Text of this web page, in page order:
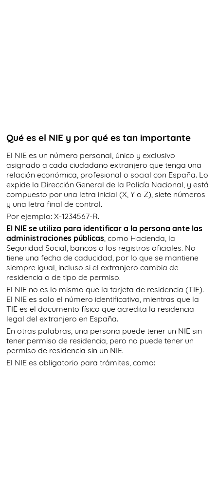
Qué es el NIE y por qué es tan importante
El NIE es un número personal, único y exclusivo
asignado a cada ciudadano extranjero que tenga una
relación económica, profesional o social con España. Lo
expide la Dirección General de la Policía Nacional, y está
compuesto por una letra inicial (X, Y o Z), siete números
y una letra final de control.
Por ejemplo: X-1234567-R.
El NIE se utiliza para identificar a la persona ante las
administraciones públicas, como Hacienda, la
Seguridad Social, bancos o los registros oficiales. No
tiene una fecha de caducidad, por lo que se mantiene
siempre igual, incluso si el extranjero cambia de
residencia o de tipo de permiso.
El NIE no es lo mismo que la tarjeta de residencia (TIE).
El NIE es solo el número identificativo, mientras que la
TIE es el documento físico que acredita la residencia
legal del extranjero en España.
En otras palabras, una persona puede tener un NIE sin
tener permiso de residencia, pero no puede tener un
permiso de residencia sin un NIE.
El NIE es obligatorio para trámites, como: